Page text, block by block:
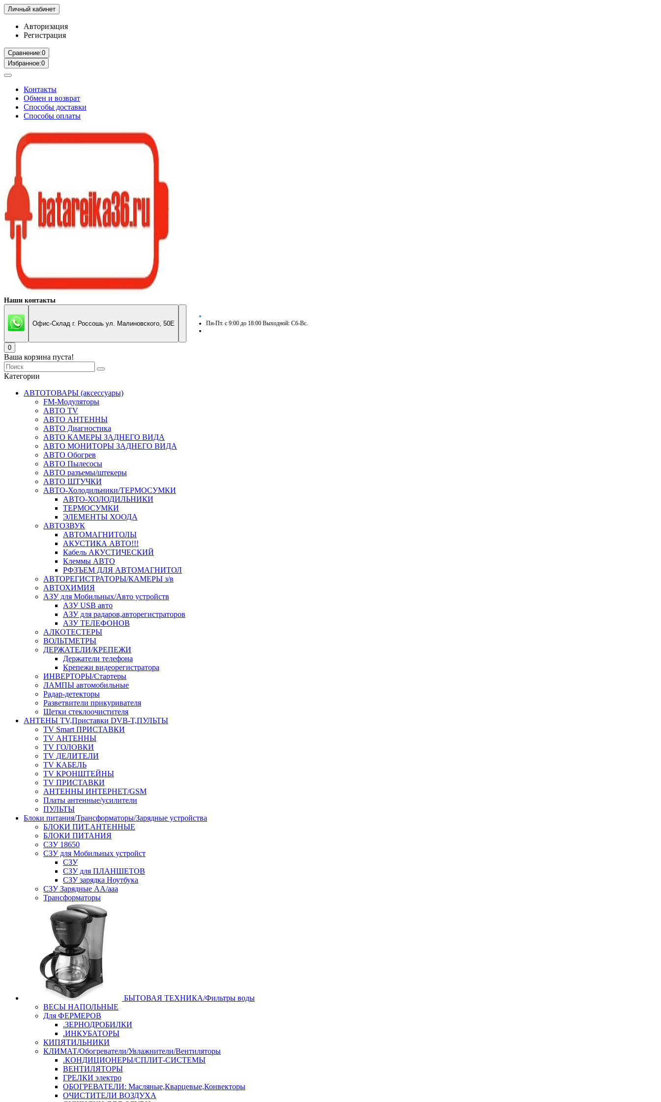
Личный кабинет
Авторизация
Регистрация
Сравнение:0
Избранное:0
Контакты
Обмен и возврат
Способы доставки
Способы оплаты
Наши контакты
Офис-Склад г. Россошь ул. Малиновского, 50Е Пн-Пт. с 9:00 до 18:00 Выходной: Сб-Вс.
0
Ваша корзина пуста!
Категории
АВТОТОВАРЫ (аксессуары)
FM-Модуляторы
АВТО TV
АВТО АНТЕННЫ
АВТО Диагностика
АВТО КАМЕРЫ ЗАДНЕГО ВИДА
АВТО МОНИТОРЫ ЗАДНЕГО ВИДА
АВТО Обогрев
АВТО Пылесосы
АВТО разъемы/штекеры
АВТО ШТУЧКИ
АВТО-Холодильники/ТЕРМОСУМКИ
АВТО-ХОЛОДИЛЬНИКИ
ТЕРМОСУМКИ
ЭЛЕМЕНТЫ ХООДА
АВТОЗВУК
АВТОМАГНИТОЛЫ
АКУСТИКА АВТО!!!
Кабель АКУСТИЧЕСКИЙ
Клеммы АВТО
РФЗЪЕМ ДЛЯ АВТОМАГНИТОЛ
АВТОРЕГИСТРАТОРЫ/КАМЕРЫ з/в
АВТОХИМИЯ
АЗУ для Мобильных/Авто устройств
АЗУ USB авто
АЗУ для радаров,авторегистраторов
АЗУ ТЕЛЕФОНОВ
АЛКОТЕСТЕРЫ
ВОЛЬТМЕТРЫ
ДЕРЖАТЕЛИ/КРЕПЕЖИ
Держатели телефона
Крепежи видеорегистратора
ИНВЕРТОРЫ/Стартеры
ЛАМПЫ автомобильные
Радар-детекторы
Разветвители прикуривателя
Щетки стеклоочистителя
АНТЕНЫ ТV,Приставки DVB-T,ПУЛЬТЫ
TV Smart ПРИСТАВКИ
TV АНТЕННЫ
TV ГОЛОВКИ
TV ДЕЛИТЕЛИ
TV КАБЕЛЬ
TV КРОНШТЕЙНЫ
TV ПРИСТАВКИ
АНТЕННЫ ИНТЕРНЕТ/GSM
Платы антенные/усилители
ПУЛЬТЫ
Блоки питания/Трансформаторы/Зарядные устройства
БЛОКИ ПИТ.АНТЕННЫЕ
БЛОКИ ПИТАНИЯ
СЗУ 18650
СЗУ для Мобильных устройст
СЗУ
СЗУ для ПЛАНШЕТОВ
СЗУ зарядка Ноутбука
СЗУ Зарядные АА/ааа
Трансформаторы
БЫТОВАЯ ТЕХНИКА/Фильтры воды
ВЕСЫ НАПОЛЬНЫЕ
Для ФЕРМЕРОВ
.ЗЕРНОДРОБИЛКИ
.ИНКУБАТОРЫ
КИПЯТИЛЬНИКИ
КЛИМАТ/Обогреватели/Увлажнители/Вентиляторы
.КОНДИЦИОНЕРЫ/СПЛИТ-СИСТЕМЫ
ВЕНТИЛЯТОРЫ
ГРЕЛКИ электро
ОБОГРЕВАТЕЛИ: Масляные,Кварцевые,Конвекторы
ОЧИСТИТЕЛИ ВОЗДУХА